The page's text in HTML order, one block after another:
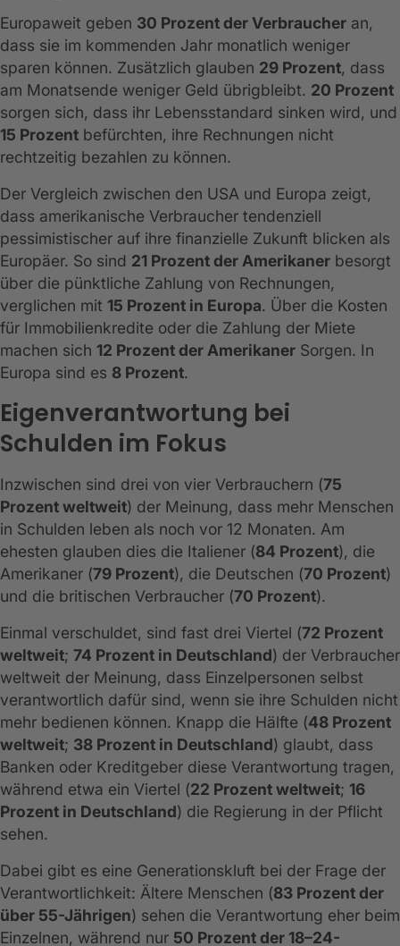
Europaweit geben 30 Prozent der Verbraucher an,
dass sie im kommenden Jahr monatlich weniger
sparen können. Zusätzlich glauben 29 Prozent, dass
am Monatsende weniger Geld übrigbleibt. 20 Prozent
sorgen sich, dass ihr Lebensstandard sinken wird, und
15 Prozent befürchten, ihre Rechnungen nicht
rechtzeitig bezahlen zu können.
Der Vergleich zwischen den USA und Europa zeigt,
dass amerikanische Verbraucher tendenziell
pessimistischer auf ihre finanzielle Zukunft blicken als
Europäer. So sind 21 Prozent der Amerikaner besorgt
über die pünktliche Zahlung von Rechnungen,
verglichen mit 15 Prozent in Europa. Über die Kosten
für Immobilienkredite oder die Zahlung der Miete
machen sich 12 Prozent der Amerikaner Sorgen. In
Europa sind es 8 Prozent.
Eigenverantwortung bei
Schulden im Fokus
Inzwischen sind drei von vier Verbrauchern (75
Prozent weltweit) der Meinung, dass mehr Menschen
in Schulden leben als noch vor 12 Monaten. Am
ehesten glauben dies die Italiener (84 Prozent), die
Amerikaner (79 Prozent), die Deutschen (70 Prozent)
und die britischen Verbraucher (70 Prozent).
Einmal verschuldet, sind fast drei Viertel (72 Prozent
weltweit; 74 Prozent in Deutschland) der Verbraucher
weltweit der Meinung, dass Einzelpersonen selbst
verantwortlich dafür sind, wenn sie ihre Schulden nicht
mehr bedienen können. Knapp die Hälfte (48 Prozent
weltweit; 38 Prozent in Deutschland) glaubt, dass
Banken oder Kreditgeber diese Verantwortung tragen,
während etwa ein Viertel (22 Prozent weltweit; 16
Prozent in Deutschland) die Regierung in der Pflicht
sehen.
Dabei gibt es eine Generationskluft bei der Frage der
Verantwortlichkeit: Ältere Menschen (83 Prozent der
über 55-Jährigen) sehen die Verantwortung eher beim
Einzelnen, während nur 50 Prozent der 18–24-